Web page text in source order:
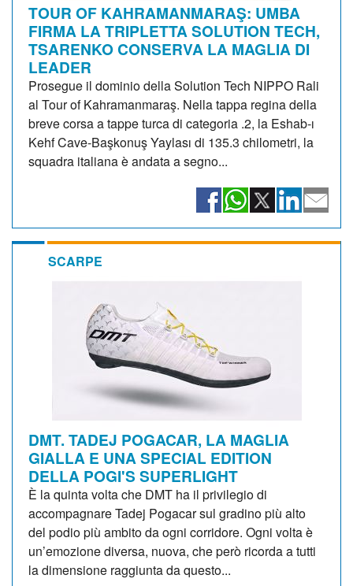
TOUR OF KAHRAMANMARAŞ: UMBA
FIRMA LA TRIPLETTA SOLUTION TECH,
TSARENKO CONSERVA LA MAGLIA DI
LEADER
Prosegue il dominio della Solution Tech NIPPO Rali
al Tour of Kahramanmaraş. Nella tappa regina della
breve corsa a tappe turca di categoria .2, la Eshab-ı
Kehf Cave-Başkonuş Yaylası di 135.3 chilometri, la
squadra italiana è andata a segno...
SCARPE
DMT. TADEJ POGACAR, LA MAGLIA
GIALLA E UNA SPECIAL EDITION
DELLA POGI'S SUPERLIGHT
È la quinta volta che DMT ha il privilegio di
accompagnare Tadej Pogacar sul gradino più alto
del podio più ambito da ogni corridore. Ogni volta è
un’emozione diversa, nuova, che però ricorda a tutti
la dimensione raggiunta da questo...